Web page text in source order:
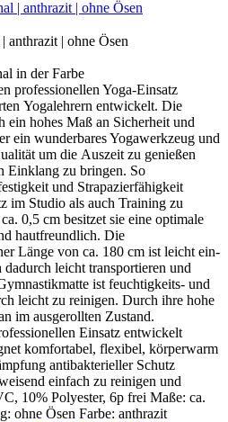
anthrazit | ohne Ösen
in der Farbe
professionellen Yoga-Einsatz
Yogalehrern entwickelt. Die
ein hohes Maß an Sicherheit und
ein wunderbares Yogawerkzeug und
um die Auszeit zu genießen
Einklang zu bringen. So
und Strapazierfähigkeit
im Studio als auch Training zu
0,5 cm besitzet sie eine optimale
hautfreundlich. Die
Länge von ca. 180 cm ist leicht ein-
leicht transportieren und
ist feuchtigkeits- und
leicht zu reinigen. Durch ihre hohe
im ausgerollten Zustand.
Einsatz entwickelt
komfortabel, flexibel, körperwarm
antibakterieller Schutz
einfach zu reinigen und
10% Polyester, 6p frei Maße: ca.
ohne Ösen Farbe: anthrazit